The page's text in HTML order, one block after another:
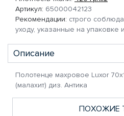
Артикул: 65000042123
Рекомендации: строго
уходу, указанные на упаковке
Описание
Полотенце махровое Luxor
(малахит) диз. Антика
ПОХОЖИЕ